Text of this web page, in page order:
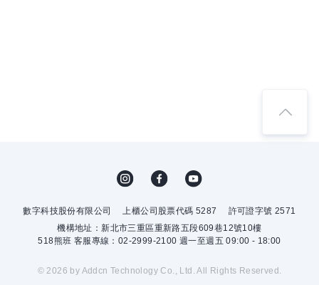
數字科技股份有限公司 上櫃公司股票代碼 5287
許可證字號 2571
機構地址：新北市三重區重新路五段609巷12號10樓
518熊班 客服專線：02-2999-2100 週一至週五 09:00 - 18:00
© 2026 by Addcn Technology Co., Ltd. All Rights Reserved.